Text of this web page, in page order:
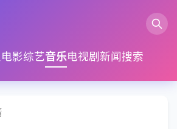
电影综艺音乐电视剧 新闻搜索